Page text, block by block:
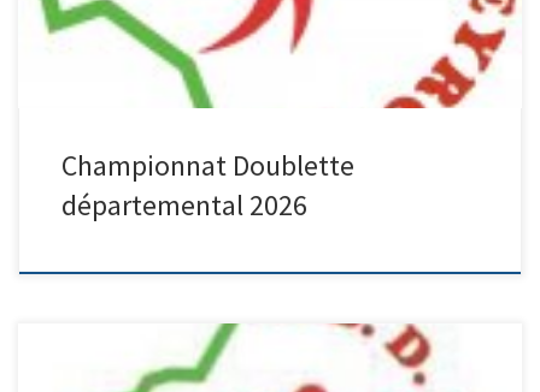
Championnat Doublette
départemental 2026